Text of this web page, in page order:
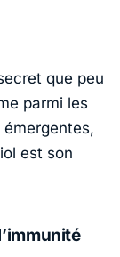
que peu
parmi les
est son